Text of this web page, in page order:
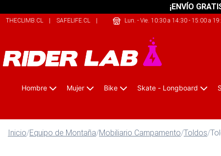
¡ENVÍO
THECLIMB.CL | SAFELIFE.CL | JUSTBIKE.CLLun. - Vie. 10:30 a 14:30 - 15:00 a
Hombre Mujer Bike Skate - Longboard
Inicio/Equipo de Montaña/Mobiliario Campamento/Toldos/